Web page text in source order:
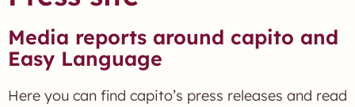
Media reports around capito and
Easy Language
Here you can find capito’s press releases and read